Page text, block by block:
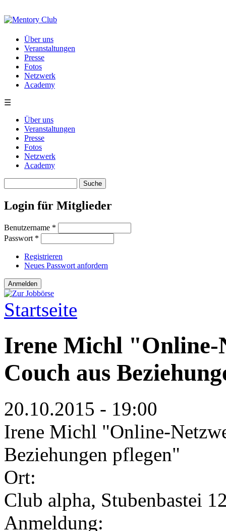
Über uns
Veranstaltungen
Presse
Fotos
Netzwerk
Academy
☰
Über uns
Veranstaltungen
Presse
Fotos
Netzwerk
Academy
Login für Mitglieder
Benutzername *
Passwort *
Registrieren
Neues Passwort anfordern
Sie sind hier
Startseite
Irene Michl "Online-
Couch aus
20.10.2015 - 19:00
Irene Michl "Online-
Beziehungen pflegen"
Ort:
Club alpha, Stubenbastei
Anmeldung: